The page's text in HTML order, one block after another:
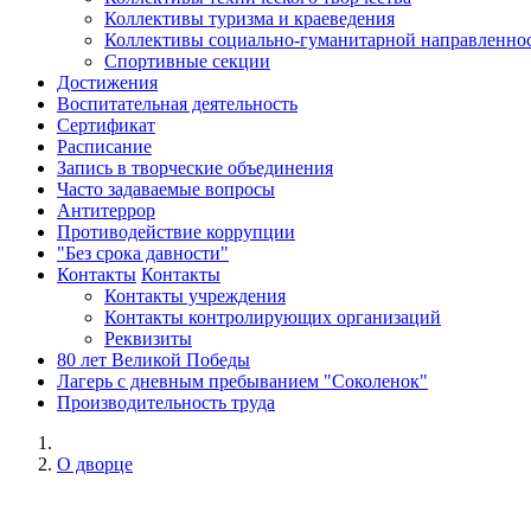
Коллективы туризма и краеведения
Коллективы социально-гуманитарной
Спортивные секции
Достижения
Воспитательная деятельность
Cертификат
Расписание
Запись в творческие объединения
Часто задаваемые вопросы
Антитеррор
Противодействие коррупции
"Без срока давности"
Контакты Контакты
Контакты учреждения
Контакты контролирующих организаций
Реквизиты
80 лет Великой Победы
Лагерь с дневным пребыванием "Соколенок"
Производительность труда
О дворце